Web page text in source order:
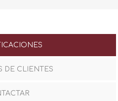
DE CLIENTES